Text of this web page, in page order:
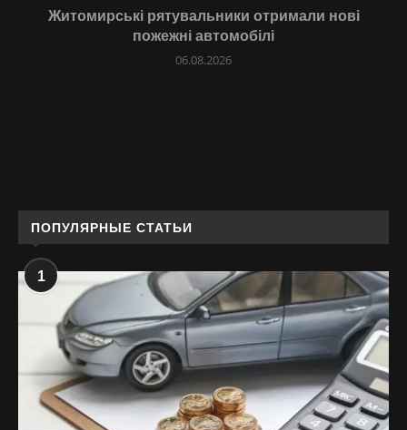
Житомирські рятувальники отримали нові
пожежні автомобілі
06.08.2026
ПОПУЛЯРНЫЕ СТАТЬИ
1